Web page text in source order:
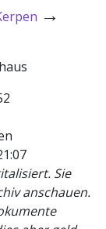
→
Sie
anschauen.